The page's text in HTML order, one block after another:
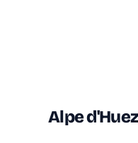
Alpe